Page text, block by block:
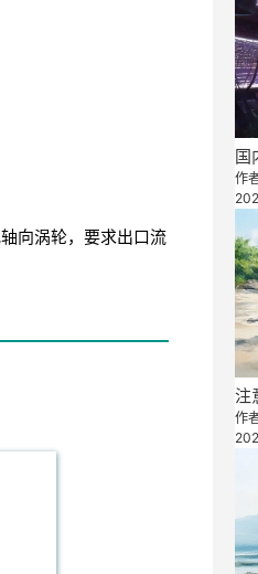
向涡轮，要求出口流
国
作
注
作